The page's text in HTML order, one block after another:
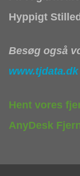
Hyppigt
Besøg også
www.tjdata.dk
Hent vores
AnyDesk